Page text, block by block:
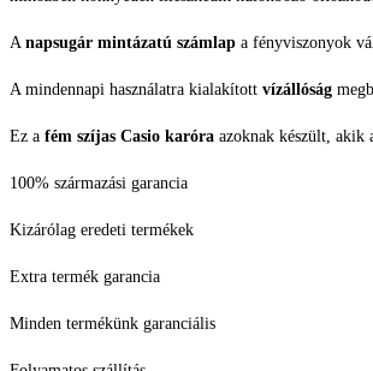
A napsugár mintázatú számlap a fényviszonyok
A mindennapi használatra kialakított vízállóság
Ez a fém szíjas Casio karóra azoknak készült, akik
100% származási garancia
Kizárólag eredeti termékek
Extra termék garancia
Minden termékünk garanciális